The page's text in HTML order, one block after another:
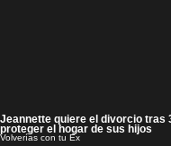
Jeannette quiere el divorcio tras
proteger el hogar de sus hijos
Volverías con tu Ex